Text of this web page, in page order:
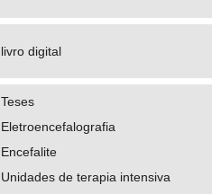
livro digital
Teses
Eletroencefalografia
Encefalite
Unidades de terapia intensiva